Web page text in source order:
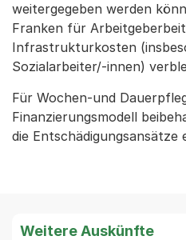
weitergegeben werden
Franken für
Infrastrukturkosten
Sozialarbeiter/-innen)
Für Wochen-und
Finanzierungsmodell
die Entschädigungsansätze
Weitere Auskünfte